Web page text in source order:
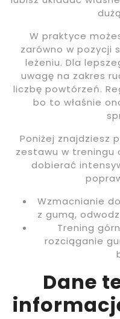
W praktyce
zarówno w pozycji
leżeniu. Dla
uwagę na zakres
liczbę powtórzeń.
bo to właśnie
Poniżej znajdziesz
zestawu w treningu
dobierać
Wzmacnianie
z gumą,
Trening
rozciąganie
Dane